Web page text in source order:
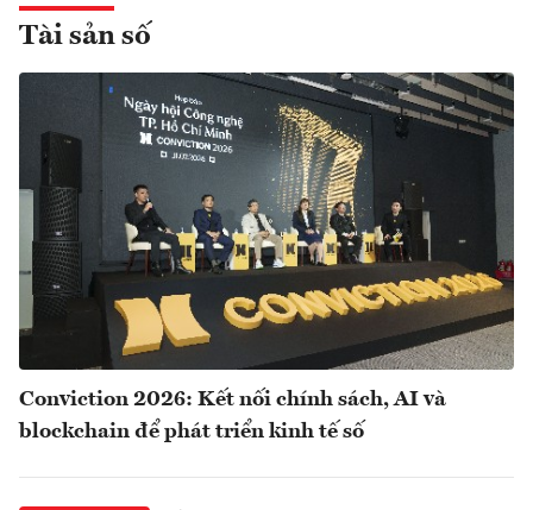
Tài sản số
Conviction 2026: Kết nối chính sách, AI và
blockchain để phát triển kinh tế số